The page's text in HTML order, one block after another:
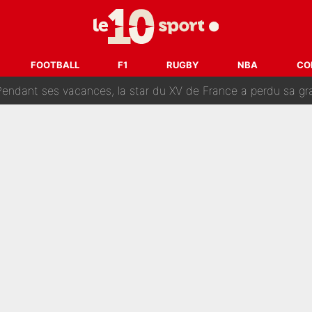
FOOTBALL F1 RUGBY NBA
par La Chaîne L’Équipe : Même Olivier Ménard n’avait pas pu empêcher son départ,
les inséparables Kylian Mbappé et Achraf Hakimi
ses vacances, la star du XV de France a perdu sa